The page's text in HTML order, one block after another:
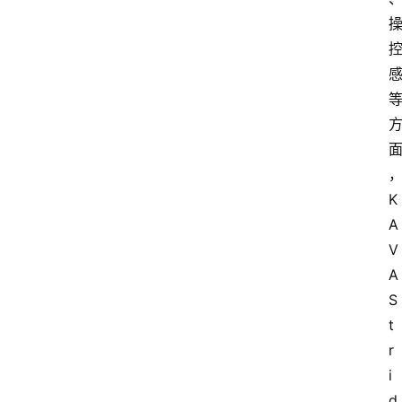
操
控
感
等
方
面
，
K
A
V
A
S
t
r
i